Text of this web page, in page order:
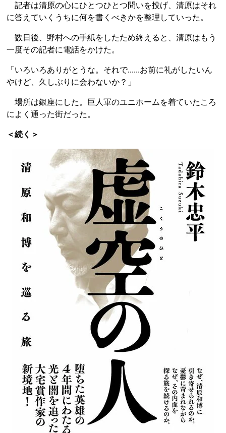
記者は清原の心にひとつひとつ問いを投げ、清原はそれ
に答えていくうちに何を書くべきかを整理していった。
数日後、野村への手紙をしたため終えると、清原はもう
一度その記者に電話をかけた。
「いろいろありがとうな。それで......お前に礼がしたいん
やけど、久しぶりに会わないか？」
場所は銀座にした。巨人軍のユニホームを着ていたころ
によく通った街だった。
＜続く＞